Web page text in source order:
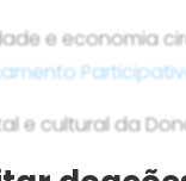
e economia
e cultural da